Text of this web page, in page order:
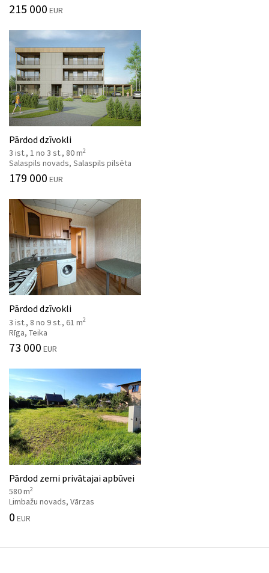
215 000 EUR
Pārdod dzīvokli
3 ist., 1 no 3 st., 80 m2
Salaspils novads, Salaspils pilsēta
179 000 EUR
Pārdod dzīvokli
3 ist., 8 no 9 st., 61 m2
Rīga, Teika
73 000 EUR
Pārdod zemi privātajai apbūvei
580 m2
Limbažu novads, Vārzas
0 EUR